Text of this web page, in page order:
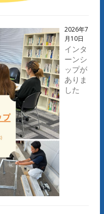
2026年7
月10日
インタ
ーンシ
ップが
ありま
した